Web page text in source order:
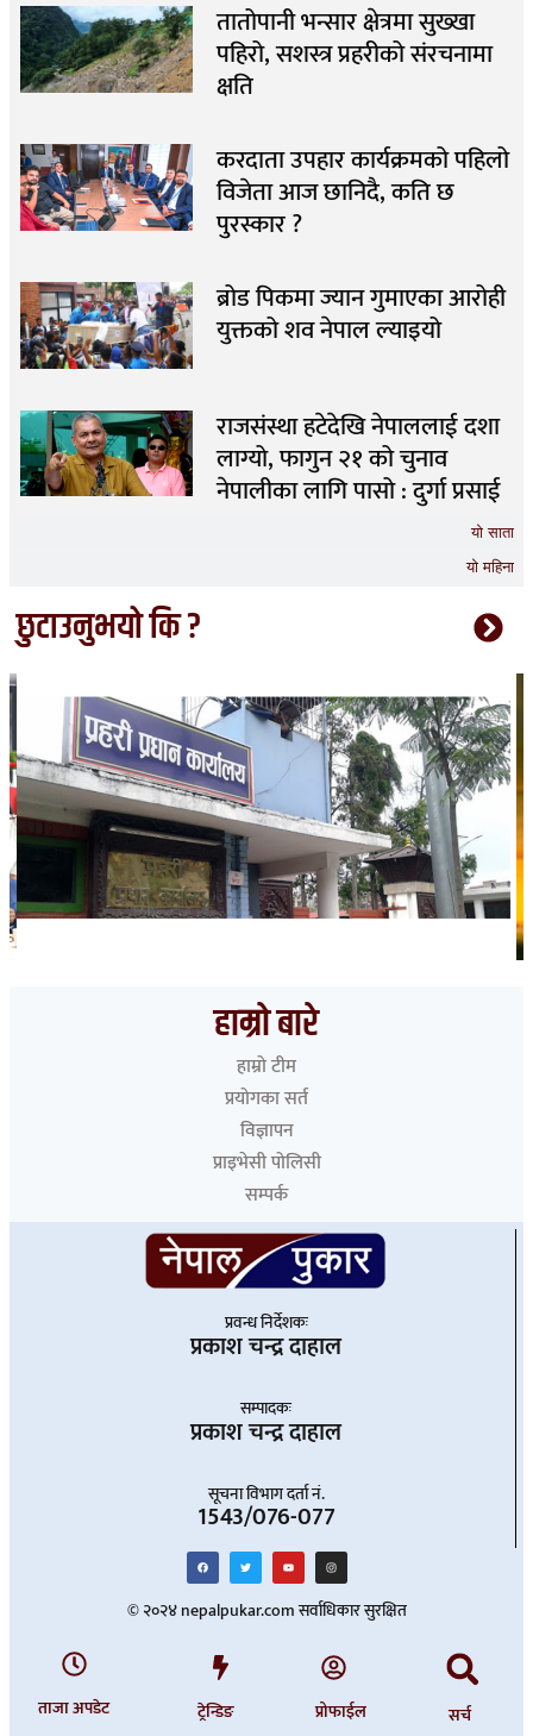
यो साता
यो महिना
तातोपानी भन्सार क्षेत्रमा सुख्खा
पहिरो, सशस्त्र प्रहरीको संरचनामा
क्षति
करदाता उपहार कार्यक्रमको पहिलो
विजेता आज छानिदै, कति छ
पुरस्कार ?
ब्रोड पिकमा ज्यान गुमाएका आरोही
युक्तको शव नेपाल ल्याइयो
राजसंस्था हटेदेखि नेपाललाई दशा
लाग्यो, फागुन २१ को चुनाव
नेपालीका लागि पासो : दुर्गा प्रसाई
छुटाउनुभयो कि ?
हाम्रो बारे
हाम्रो टीम
प्रयोगका सर्त
विज्ञापन
प्राइभेसी पोलिसी
सम्पर्क
प्रवन्ध निर्देशकः
प्रकाश चन्द्र दाहाल
सम्पादकः
प्रकाश चन्द्र दाहाल
सूचना विभाग दर्ता नं.
1543/076-077
© २०२४ nepalpukar.com सर्वाधिकार सुरक्षित
ताजा अपडेट ट्रेन्डिङ प्रोफाईल सर्च